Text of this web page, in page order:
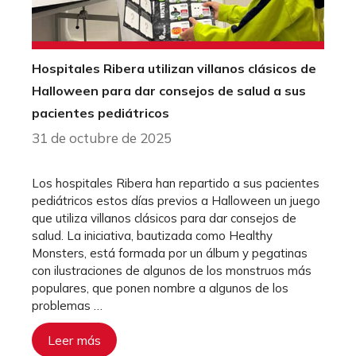
Hospitales Ribera utilizan villanos clásicos de
Halloween para dar consejos de salud a sus
pacientes pediátricos
31 de octubre de 2025
Los hospitales Ribera han repartido a sus pacientes
pediátricos estos días previos a Halloween un juego
que utiliza villanos clásicos para dar consejos de
salud. La iniciativa, bautizada como Healthy
Monsters, está formada por un álbum y pegatinas
con ilustraciones de algunos de los monstruos más
populares, que ponen nombre a algunos de los
problemas …
Leer más